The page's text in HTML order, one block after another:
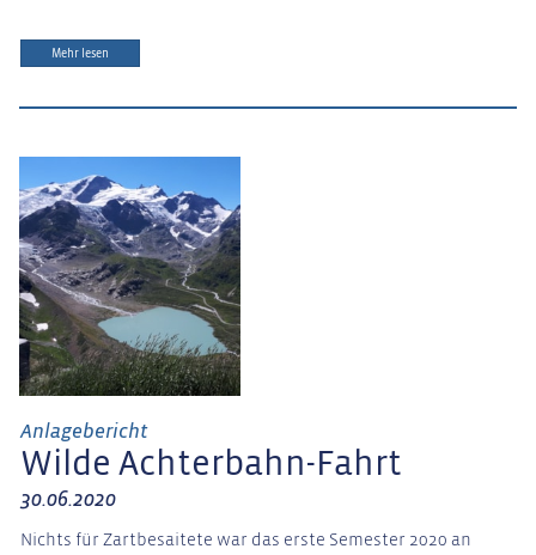
Mehr lesen
Anlagebericht
Wilde Achterbahn-Fahrt
30.06.2020
Nichts für Zartbesaitete war das erste Semester 2020 an